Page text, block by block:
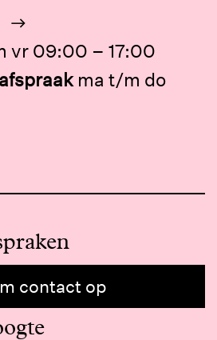
vr 09:00 – 17:00
ma t/m do
contact op